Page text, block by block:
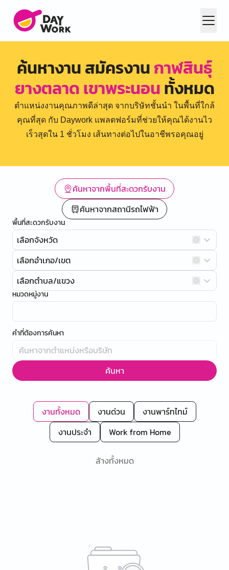
ค้นหางาน สมัครงานกาฬสินธุ์
ยางตลาด เขาพระนอนทั้งหมด
ตำแหน่งงานคุณภาพดีล่าสุด จากบริษัทชั้นนำ ในพื้นที่ใกล้
คุณที่สุด กับ Daywork แพลตฟอร์มที่ช่วยให้คุณได้งานไว
เร็วสุดใน 1 ชั่วโมง เส้นทางต่อไปในอาชีพรอคุณอยู่
ค้นหาจากพื้นที่สะดวกรับงาน
ค้นหาจากสถานีรถไฟฟ้า
พื้นที่สะดวกรับงาน
เลือกจังหวัด
เลือกอำเภอ/เขต
เลือกตำบล/แขวง
หมวดหมู่งาน
คำที่ต้องการค้นหา
ค้นหา
งานทั้งหมด งานด่วน
งานพาร์ทไทม์
งานประจำ
Work from Home
ล้างทั้งหมด